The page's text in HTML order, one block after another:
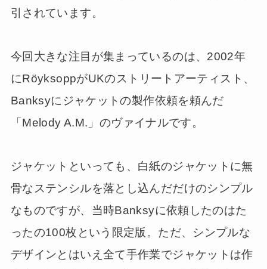
引されています。
今回大きな注目が集まっているのは、2002年
にRöyksoppがUKのストリートアーティスト、
Banksyにジャケットの製作依頼を頼んだ
「Melody A.M.」のヴァイナルです。
ジャケットといっても、白紙のジャケットに無
骨なステンシルを落とし込んだだけのシンプル
なものですが、当時Banksyに依頼したのはた
ったの100枚という限定版。ただ、シンプルな
デザインとはいえ全て手作業でジャケットは作